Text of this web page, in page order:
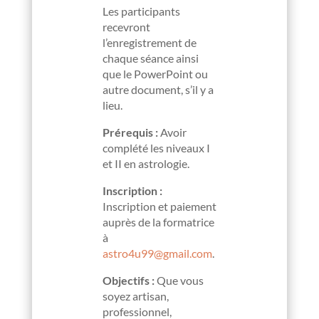
Les participants
recevront
l’enregistrement de
chaque séance ainsi
que le PowerPoint ou
autre document, s’il y a
lieu.
Prérequis :Avoir
complété les niveaux I
et II en astrologie.
Inscription :
Inscription et paiement
auprès de la formatrice
à
astro4u99@gmail.com.
Objectifs :Que vous
soyez artisan,
professionnel,